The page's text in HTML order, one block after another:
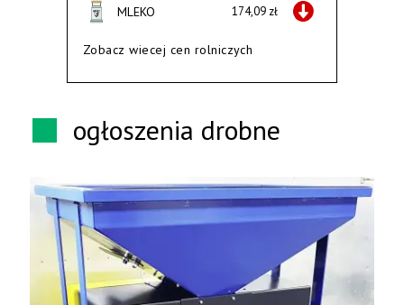
MLEKO 174,09 zł
Zobacz wiecej cen rolniczych
ogłoszenia drobne